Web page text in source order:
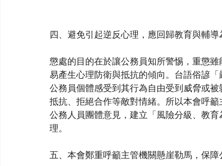
四、避免引起逆反心理，應回歸教育與輔導
懲處的目的在於讓公務員知所警惕，重懲
易產生心理防衛與抵抗的傾向。台語俗諺
公務員個體感受到其行為自由受到威脅或
抵抗、拒絕合作等敵對情緒。所以本會呼
公務人員團體意見，建立「風險分級、教
理。
五、本會鄭重呼籲主管機關懸崖勒馬，保障